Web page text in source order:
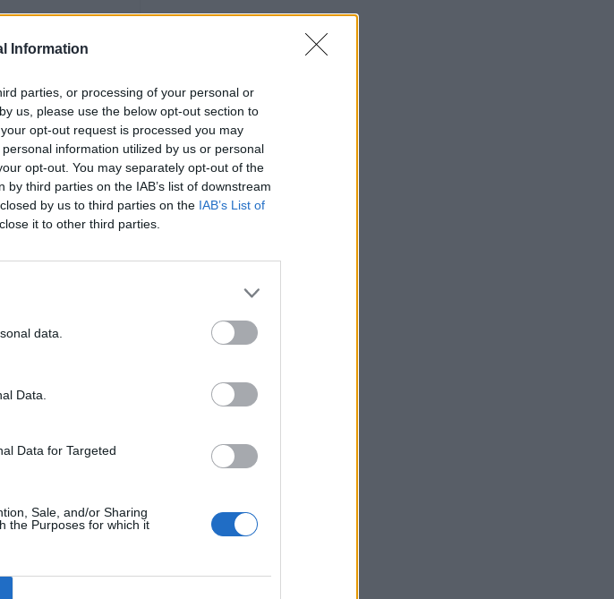
Information
parties, or processing of your personal or
us, please use the below opt-out section to
opt-out request is processed you may
information utilized by us or personal
opt-out. You may separately opt-out of the
third parties on the IAB’s list of downstream
by us to third parties on the IAB’s List of
it to other third parties.
data.
Data.
Data for Targeted
Sale, and/or Sharing
the Purposes for which it
πρώτοι